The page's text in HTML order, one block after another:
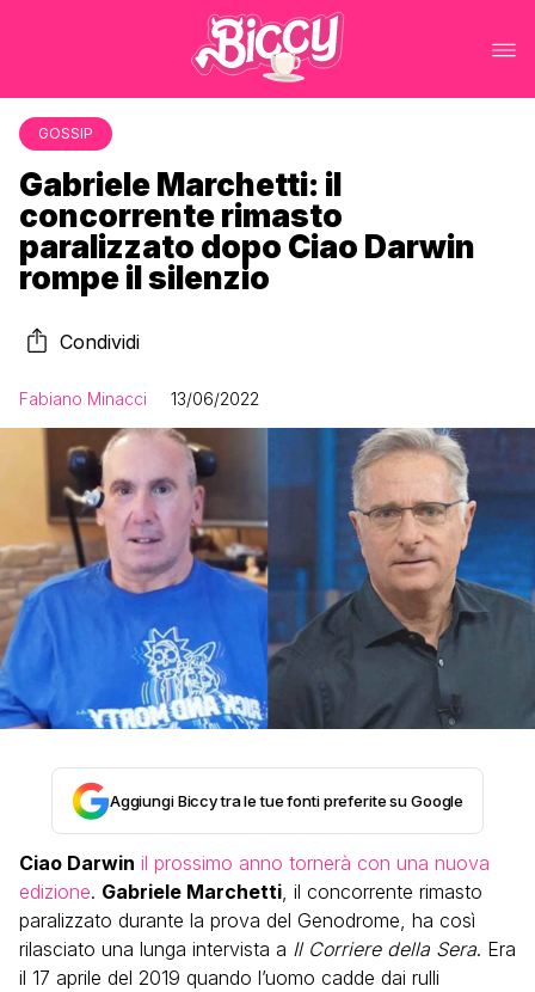
GOSSIP
Gabriele Marchetti: il
concorrente rimasto
paralizzato dopo Ciao Darwin
rompe il silenzio
Condividi
Fabiano Minacci 13/06/2022
Aggiungi Biccy tra le tue fonti preferite su Google
Ciao Darwin il prossimo anno tornerà con una nuova
edizione. Gabriele Marchetti , il concorrente rimasto
paralizzato durante la prova del Genodrome, ha così
rilasciato una lunga intervista a Il Corriere della Sera. Era
il 17 aprile del 2019 quando l’uomo cadde dai rulli